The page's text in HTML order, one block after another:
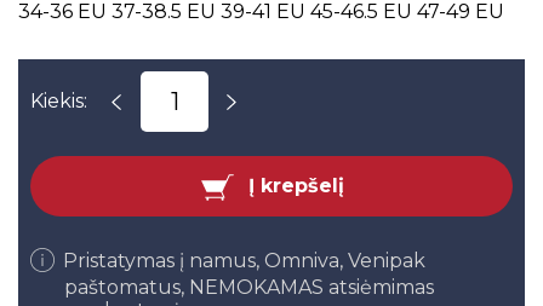
34-36 EU 37-38.5 EU 39-41 EU 45-46.5 EU 47-49 EU
Kiekis:
Į krepšelį
Pristatymas į namus, Omniva, Venipak
paštomatus, NEMOKAMAS atsiėmimas